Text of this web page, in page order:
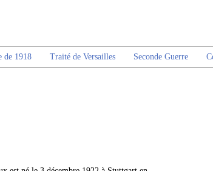
de 1918 Traité de Versailles Seconde Guerre